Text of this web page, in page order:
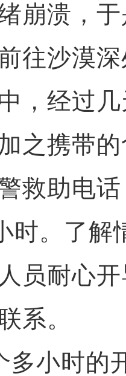
崩溃，
往沙漠
经过几
之携带
救助电
时。了解
员耐心
系。
小时的